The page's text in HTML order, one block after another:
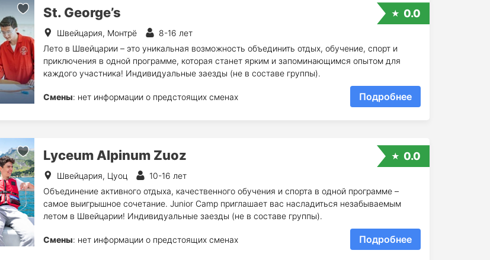
St. George’s
Швейцария, Монтрё
8-16 лет
Лето в Швейцарии – это уникальная возможность объединить отдых, обучение, спорт и
приключения в одной программе, которая станет ярким и запоминающимся опытом для
каждого участника! Индивидуальные заезды (не в составе группы).
Смены: нет информации о предстоящих сменах Подробнее
0.0
Lyceum Alpinum Zuoz
Швейцария, Цуоц
10-16 лет
Объединение активного отдыха, качественного обучения и спорта в одной программе –
самое выигрышное сочетание. Junior Camp приглашает вас насладиться незабываемым
летом в Швейцарии! Индивидуальные заезды (не в составе группы).
Смены: нет информации о предстоящих сменах Подробнее
0.0